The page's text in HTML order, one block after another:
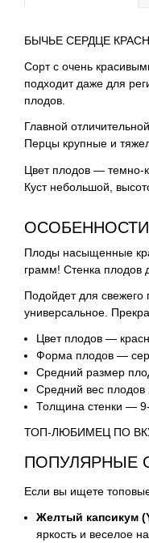
БЫЧЬЕ СЕРДЦЕ
Сорт с очень
подходит даже для
плодов.
Главной
Перцы крупные и
Цвет плодов — темно-
Куст небольшой,
ОСОБЕННОСТИ
Плоды насыщенные
грамм! Стенка плодов
Подойдет для свежего
универсальное.
Цвет плодов —
Форма плодов —
Средний размер
Средний вес плодов
Толщина стенки —
ТОП-ЛЮБИМЕЦ ПО
ПОПУЛЯРНЫЕ
Если вы ищете
Желтый капсикум
яркость и веселое